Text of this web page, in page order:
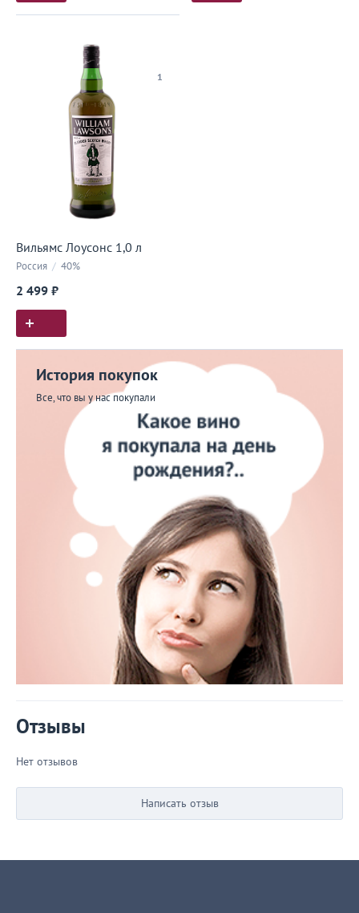
1
Вильямс Лоусонс 1,0 л
Россия / 40%
2 499 ₽
История покупок
Все, что вы у нас покупали
Отзывы
Нет отзывов
Написать отзыв